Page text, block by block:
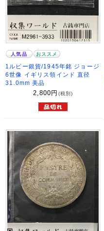
人気品 おススメ
1ルピー銀貨/1945年銘 ジョージ
6世像 イギリス領インド 直径
31.0mm 美品
2,800 円 (税別)